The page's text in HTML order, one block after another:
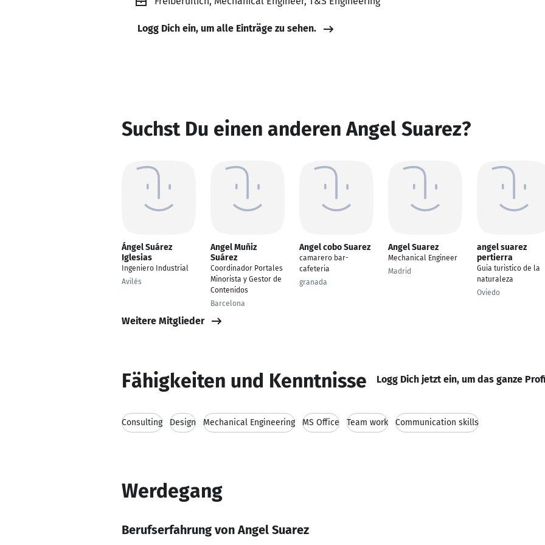
Logg Dich ein, um alle Einträge zu sehen.
Suchst Du einen anderen Angel Suarez?
Ángel Suárez
Iglesias
Ingeniero Industrial
Avilés
Angel Muñiz
Suárez
Coordinador Portales
Minorista y Gestor de
Contenidos
Barcelona
Angel cobo Suarez
camarero bar-
cafeteria
granada
Angel Suarez
Mechanical Engineer
Madrid
angel suarez
pertierra
Guia turistico de la
naturaleza
Oviedo
Weitere Mitglieder
Fähigkeiten und Kenntnisse Logg Dich jetzt ein, um das ganze
Consulting Design Mechanical Engineering MS Office Team work Communication skills
Werdegang
Berufserfahrung von Angel Suarez